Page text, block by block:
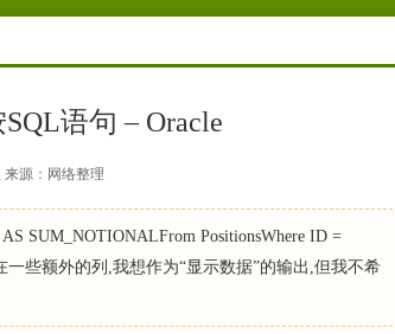
语句 – Oracle
来源：网络整理
SUM_NOTIONALFrom PositionsWhere ID =
一些额外的列,我想作为“显示数据”的输出,但我不希